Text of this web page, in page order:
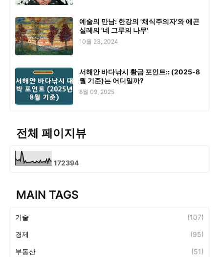
예술의 만남: 한강의 '채식주의자'와 에곤
실레의 '네 그루의 나무'
10월 23, 2024
서해안 바다낚시 황금 포인트:: (2025-8
월 기준)는 어디일까?
8월 09, 2025
전체 페이지뷰
172394
MAIN TAGS
기술 (107)
경제 (95)
부동산 (51)